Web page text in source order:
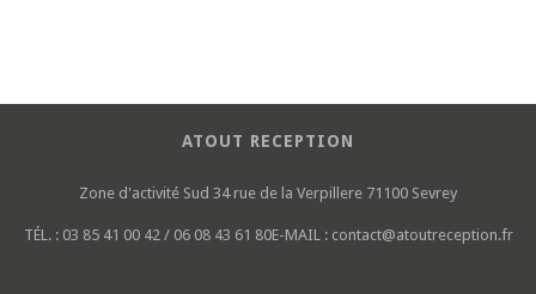
ATOUT RECEPTION
Zone d'activité Sud 34 rue de la Verpillere 71100 Sevrey
TÉL. : 03 85 41 00 42 / 06 08 43 61 80E-MAIL : contact@atoutreception.fr